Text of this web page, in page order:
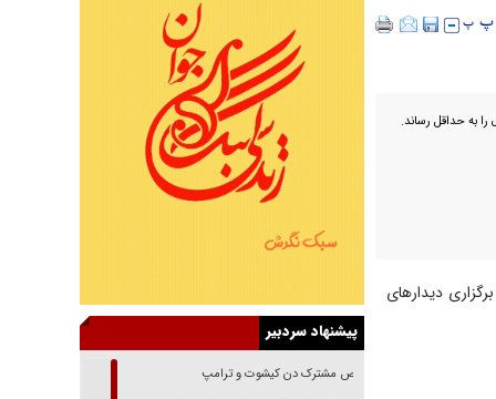
را به حداقل رساند.
امروز (سه‌شنبه) با برگزاری دیدار‌های
پیشنهاد سردبیر
رقص مشترک دن کیشوت و ترامپ